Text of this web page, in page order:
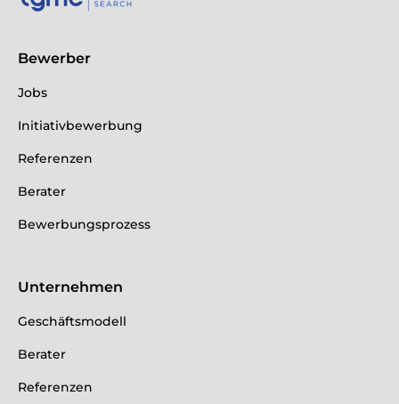
Bewerber
Jobs
Initiativbewerbung
Referenzen
Berater
Bewerbungsprozess
Unternehmen
Geschäftsmodell
Berater
Referenzen